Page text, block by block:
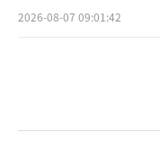
2026-08-07 09:01:42